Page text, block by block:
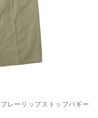
レーリップストップバギー